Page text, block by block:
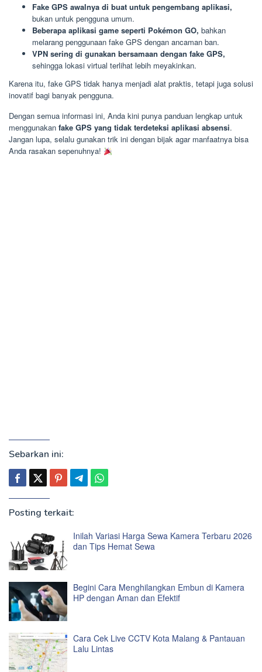
Fake GPS awalnya di buat untuk pengembang aplikasi,
bukan untuk pengguna umum.
Beberapa aplikasi game seperti Pokémon GO, bahkan
melarang penggunaan fake GPS dengan ancaman ban.
VPN sering di gunakan bersamaan dengan fake GPS,
sehingga lokasi virtual terlihat lebih meyakinkan.
Karena itu, fake GPS tidak hanya menjadi alat praktis, tetapi juga solusi
inovatif bagi banyak pengguna.
Dengan semua informasi ini, Anda kini punya panduan lengkap untuk
menggunakan fake GPS yang tidak terdeteksi aplikasi absensi.
Jangan lupa, selalu gunakan trik ini dengan bijak agar manfaatnya bisa
Anda rasakan sepenuhnya!
Sebarkan ini:
Posting terkait:
Inilah Variasi Harga Sewa Kamera Terbaru 2026
dan Tips Hemat Sewa
Begini Cara Menghilangkan Embun di Kamera
HP dengan Aman dan Efektif
Cara Cek Live CCTV Kota Malang & Pantauan
Lalu Lintas